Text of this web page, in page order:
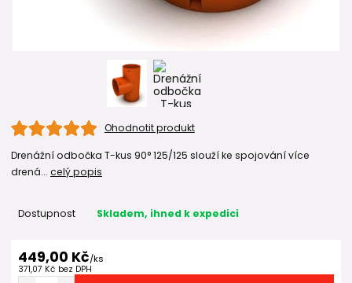
Ohodnotit produkt
Drenážní odbočka T-kus 90° 125/125 slouží ke spojování více
drená... celý popis
Dostupnost Skladem, ihned k expedici
449,00 Kč/ks
371,07 Kč bez DPH